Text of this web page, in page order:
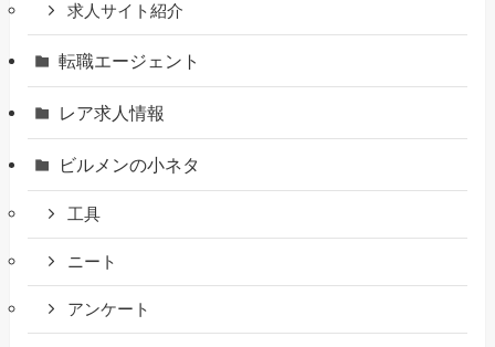
求人サイト紹介
転職エージェント
レア求人情報
ビルメンの小ネタ
工具
ニート
アンケート